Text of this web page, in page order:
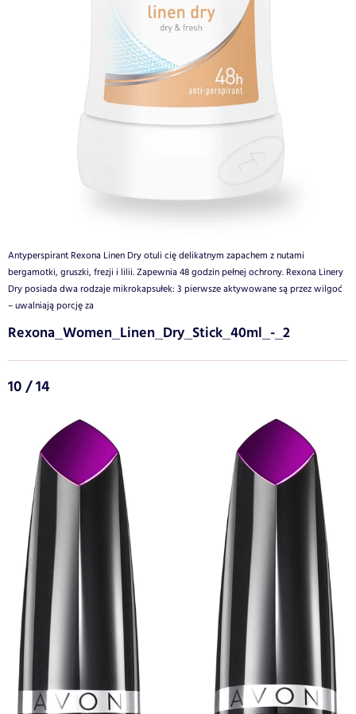
Antyperspirant Rexona Linen Dry otuli cię delikatnym zapachem z nutami
bergamotki, gruszki, frezji i lilii. Zapewnia 48 godzin pełnej ochrony. Rexona Linery
Dry posiada dwa rodzaje mikrokapsułek: 3 pierwsze aktywowane są przez wilgoć
– uwalniają porcję za
Rexona_Women_Linen_Dry_Stick_40ml_-_2
10 / 14